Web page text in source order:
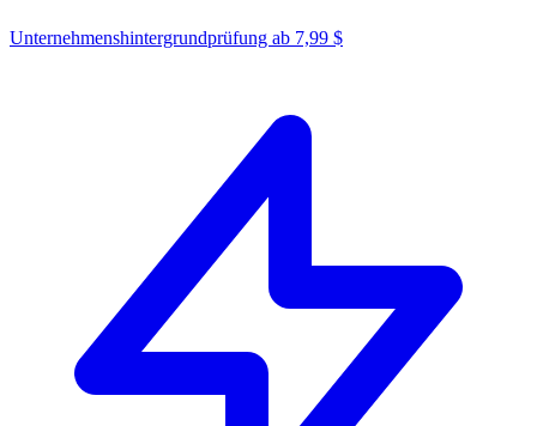
Unternehmenshintergrundprüfung ab 7,99 $